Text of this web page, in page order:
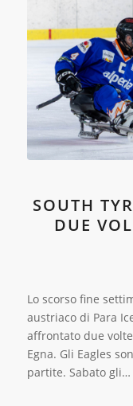
SOUTH
DUE
Lo scorso fine
austriaco di Para
affrontato due
Egna. Gli Eagles
partite. Sabato gli…